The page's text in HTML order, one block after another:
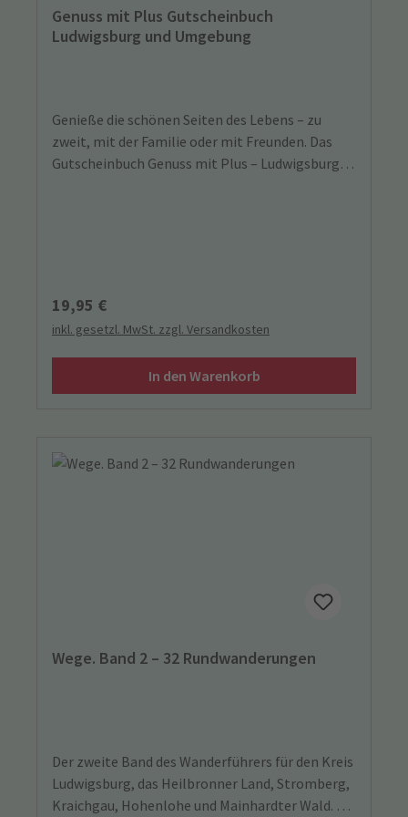
Genuss mit Plus Gutscheinbuch
Ludwigsburg und Umgebung
Genieße die schönen Seiten des Lebens – zu
zweit, mit der Familie oder mit Freunden. Das
Gutscheinbuch Genuss mit Plus – Ludwigsburg
Mit über 220 Gutscheinen auf 308 Seiten bietet
die Ausgabe 2026 noch mehr Vielfalt und
Inspiration für Genießer und Entdecker.
Regulärer Preis:
19,95 €
inkl. gesetzl. MwSt. zzgl. Versandkosten
In den Warenkorb
Wege. Band 2 – 32 Rundwanderungen
Der zweite Band des Wanderführers für den Kreis
Ludwigsburg, das Heilbronner Land, Stromberg,
Kraichgau, Hohenlohe und Mainhardter Wald. 32